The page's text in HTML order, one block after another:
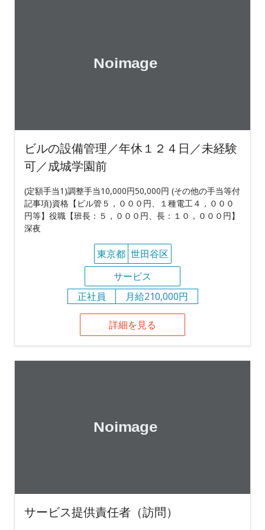
ビルの設備管理／年休１２４日／未経験
可／成城学園前
(定額手当1)調整手当10,000円50,000円 (その他の手当等付
記事項)資格【ビル管５，０００円、１種電工４，０００
円等】役職【班長：５，０００円、長：１０，０００円】
深夜
東京都 世田谷区
サービス
正社員
月給210,000円
詳細を見る
サービス提供責任者（訪問）